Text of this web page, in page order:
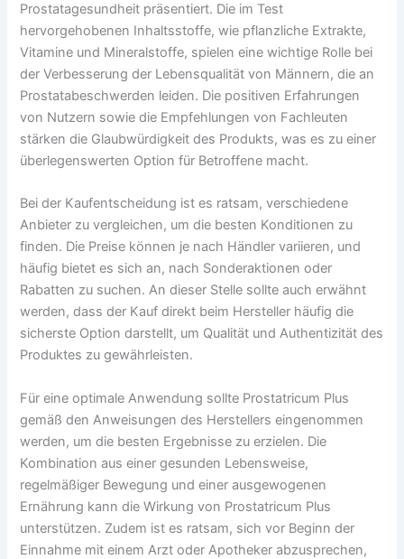
Prostatagesundheit präsentiert. Die im Test
hervorgehobenen Inhaltsstoffe, wie pflanzliche Extrakte,
Vitamine und Mineralstoffe, spielen eine wichtige Rolle bei
der Verbesserung der Lebensqualität von Männern, die an
Prostatabeschwerden leiden. Die positiven Erfahrungen
von Nutzern sowie die Empfehlungen von Fachleuten
stärken die Glaubwürdigkeit des Produkts, was es zu einer
überlegenswerten Option für Betroffene macht.
Bei der Kaufentscheidung ist es ratsam, verschiedene
Anbieter zu vergleichen, um die besten Konditionen zu
finden. Die Preise können je nach Händler variieren, und
häufig bietet es sich an, nach Sonderaktionen oder
Rabatten zu suchen. An dieser Stelle sollte auch erwähnt
werden, dass der Kauf direkt beim Hersteller häufig die
sicherste Option darstellt, um Qualität und Authentizität des
Produktes zu gewährleisten.
Für eine optimale Anwendung sollte Prostatricum Plus
gemäß den Anweisungen des Herstellers eingenommen
werden, um die besten Ergebnisse zu erzielen. Die
Kombination aus einer gesunden Lebensweise,
regelmäßiger Bewegung und einer ausgewogenen
Ernährung kann die Wirkung von Prostatricum Plus
unterstützen. Zudem ist es ratsam, sich vor Beginn der
Einnahme mit einem Arzt oder Apotheker abzusprechen,